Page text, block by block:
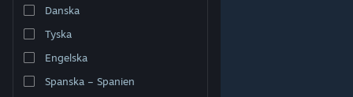
Danska
Tyska
Engelska
Spanska – Spanien